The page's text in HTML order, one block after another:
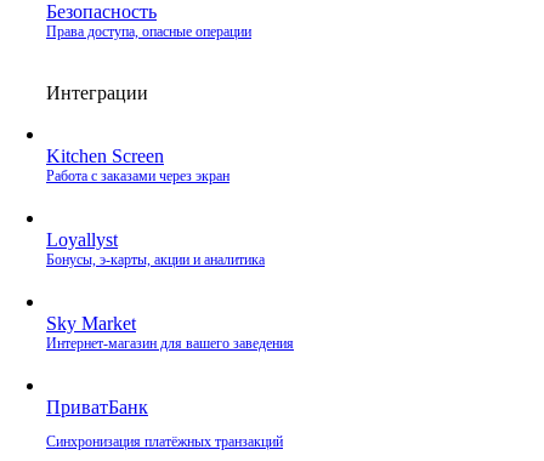
Безопасность
Права доступа, опасные операции
Интеграции
Kitchen Screen
Работа с заказами через экран
Loyallyst
Бонусы, э‑карты, акции и аналитика
Sky Market
Интернет‑магазин для вашего заведения
ПриватБанк
Синхронизация платёжных транзакций